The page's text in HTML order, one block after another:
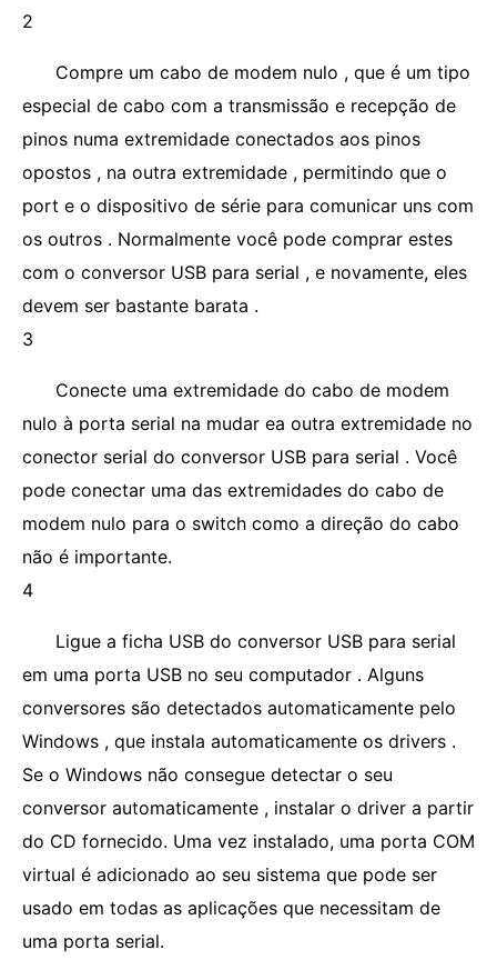
2
Compre um cabo de modem nulo , que é um tipo
especial de cabo com a transmissão e recepção de
pinos numa extremidade conectados aos pinos
opostos , na outra extremidade , permitindo que o
port e o dispositivo de série para comunicar uns com
os outros . Normalmente você pode comprar estes
com o conversor USB para serial , e novamente, eles
devem ser bastante barata .
3
Conecte uma extremidade do cabo de modem
nulo à porta serial na mudar ea outra extremidade no
conector serial do conversor USB para serial . Você
pode conectar uma das extremidades do cabo de
modem nulo para o switch como a direção do cabo
não é importante.
4
Ligue a ficha USB do conversor USB para serial
em uma porta USB no seu computador . Alguns
conversores são detectados automaticamente pelo
Windows , que instala automaticamente os drivers .
Se o Windows não consegue detectar o seu
conversor automaticamente , instalar o driver a partir
do CD fornecido. Uma vez instalado, uma porta COM
virtual é adicionado ao seu sistema que pode ser
usado em todas as aplicações que necessitam de
uma porta serial.